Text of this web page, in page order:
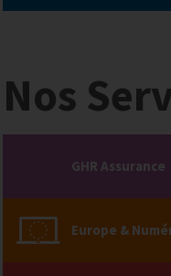
Nos
GHR Assurance
Europe &